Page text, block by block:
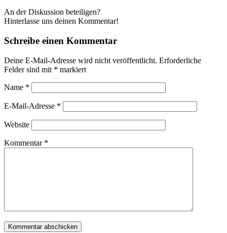
An der Diskussion beteiligen?
Hinterlasse uns deinen Kommentar!
Schreibe einen Kommentar
Deine E-Mail-Adresse wird nicht veröffentlicht. Erforderliche
Felder sind mit * markiert
Name *
E-Mail-Adresse *
Website
Kommentar *